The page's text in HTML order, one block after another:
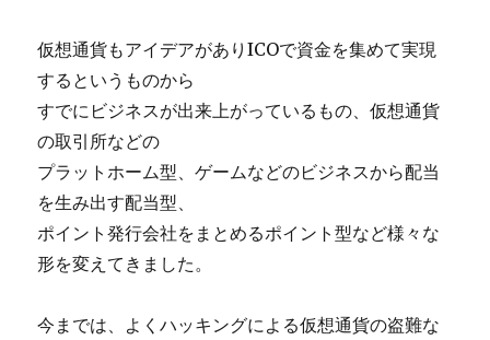
仮想通貨もアイデアがありICOで資金を集めて実現
するというものから
すでにビジネスが出来上がっているもの、仮想通貨
の取引所などの
プラットホーム型、ゲームなどのビジネスから配当
を生み出す配当型、
ポイント発行会社をまとめるポイント型など様々な
形を変えてきました。
今までは、よくハッキングによる仮想通貨の盗難な